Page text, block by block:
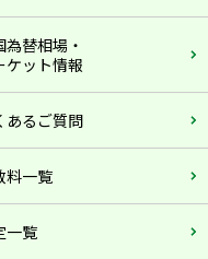
為替相場・
ケット情報
あるご質問
料一覧
一覧